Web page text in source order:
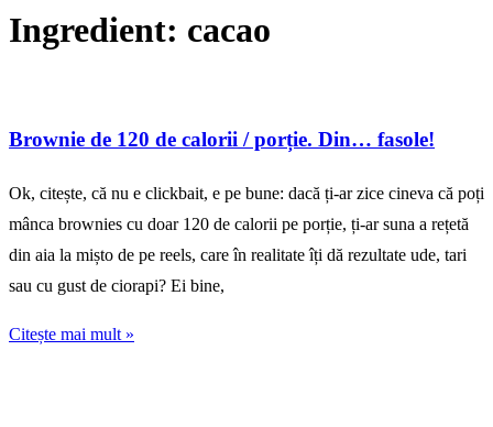
Ingredient: cacao
Brownie de 120 de calorii / porție. Din… fasole!
Ok, citește, că nu e clickbait, e pe bune: dacă ți-ar zice cineva că poți
mânca brownies cu doar 120 de calorii pe porție, ți-ar suna a rețetă
din aia la mișto de pe reels, care în realitate îți dă rezultate ude, tari
sau cu gust de ciorapi? Ei bine,
Citește mai mult »